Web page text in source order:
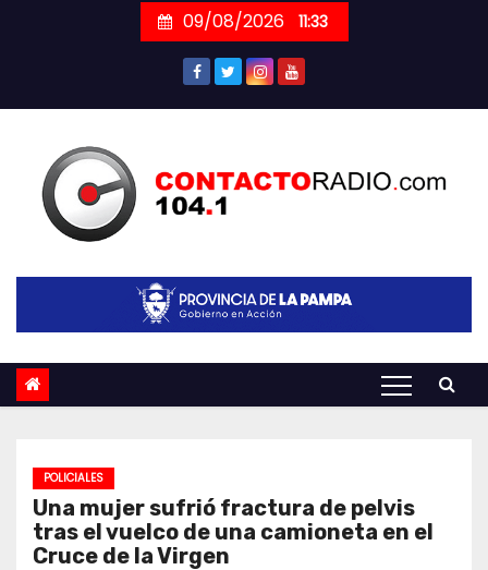
09/08/2026 11:33
POLICIALES
Una mujer sufrió fractura de pelvis
tras el vuelco de una camioneta en el
Cruce de la Virgen